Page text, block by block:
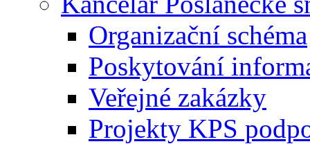
Organizační schéma
Poskytování
Veřejné zakázky
Projekty KPS